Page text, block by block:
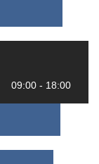
09:00 - 18:00